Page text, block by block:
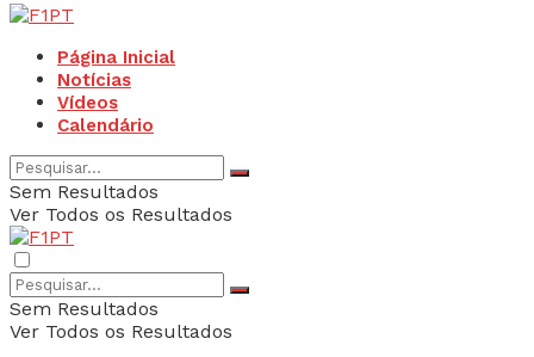
Página Inicial
Notícias
Vídeos
Calendário
Sem Resultados
Ver Todos os Resultados
Sem Resultados
Ver Todos os Resultados